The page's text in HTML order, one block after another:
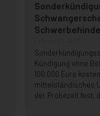
Kündigung ohne
100.000 Euro
mittelständisches
der Probezeit fest,